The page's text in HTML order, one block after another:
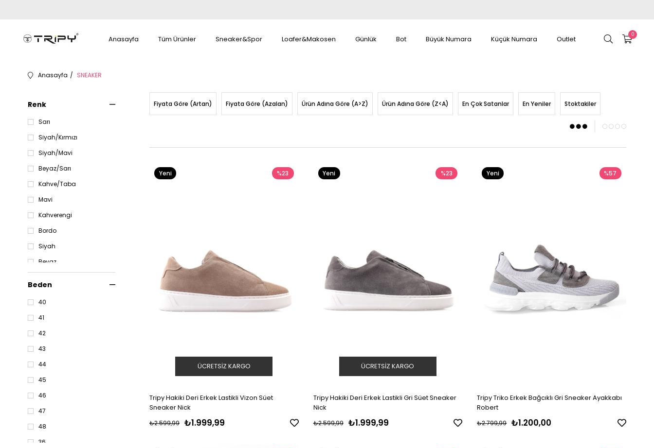
0
Anasayfa Tüm Ürünler Sneaker&Spor Loafer&Makosen Günlük Bot Büyük Numara Küçük Numara Outlet
Anasayfa SNEAKER
Renk
Sarı
Siyah/Kırmızı
Siyah/Mavi
Beyaz/Sarı
Kahve/Taba
Mavi
Kahverengi
Bordo
Siyah
Beyaz
Beden
40
41
42
43
44
45
46
47
48
36
Fiyata Göre (Artan) Fiyata Göre (Azalan) Ürün Adına Göre (A>Z) Ürün Adına Göre (Z<A) En Çok Satanlar En Yeniler Stoktakiler
Tripy Hakiki Deri Erkek Lastikli Vizon Süet
Sneaker Nick
₺1.999,99
₺2.599,99
%23
ÜCRETSIZ KARGO
Yeni
Tripy Hakiki Deri Erkek Lastikli Gri Süet Sneaker
Nick
₺1.999,99
₺2.599,99
%23
ÜCRETSIZ KARGO
Yeni
Tripy Triko Erkek Bağcıklı Gri Sneaker Ayakkabı
Robert
₺1.200,00
₺2.799,99
%57
Yeni